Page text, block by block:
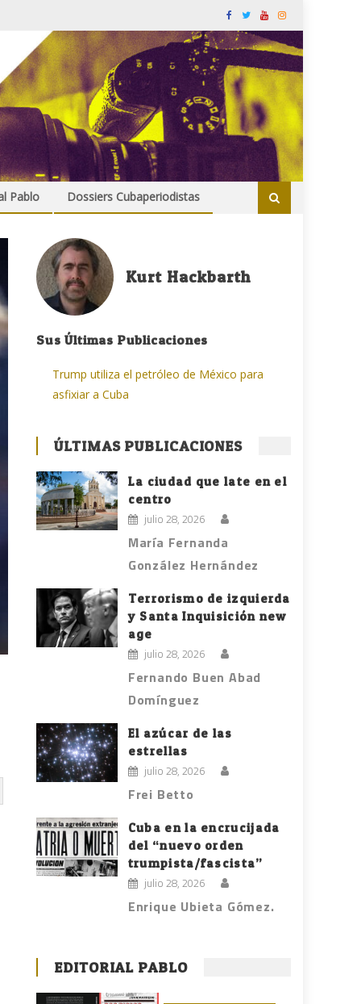
Pablo Dossiers Cubaperiodistas
Kurt Hackbarth
Sus Últimas Publicaciones
Trump utiliza el petróleo de México para
asfixiar a Cuba
ÚLTIMAS PUBLICACIONES
La ciudad que late en el
centro
julio 28, 2026
María Fernanda
González Hernández
Terrorismo de izquierda
y Santa Inquisición new
age
julio 28, 2026
Fernando Buen Abad
Domínguez
El azúcar de las
estrellas
julio 28, 2026
Frei Betto
Cuba en la encrucijada
del “nuevo orden
trumpista/fascista”
julio 28, 2026
Enrique Ubieta Gómez.
EDITORIAL PABLO